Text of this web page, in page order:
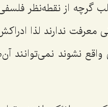
از نقطه‌نظر
معرفت ندارند لذا
نشوند نمی‌توانند